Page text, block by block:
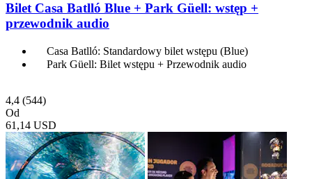
Bilet Casa Batlló Blue + Park Güell: wstęp +
przewodnik audio
Casa Batlló: Standardowy bilet wstępu (Blue)
Park Güell: Bilet wstępu + Przewodnik audio
4,4 (544)
Od
61,14 USD